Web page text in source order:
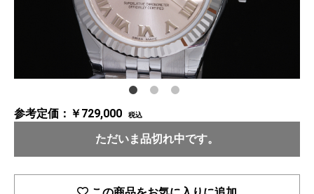
参考定価：￥729,000 税込
ただいま品切れ中です。